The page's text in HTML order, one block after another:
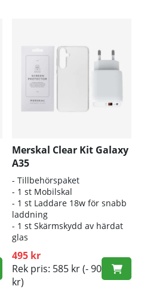
Merskal Clear Kit Galaxy
A35
- Tillbehörspaket
- 1 st Mobilskal
- 1 st Laddare 18w för snabb
laddning
- 1 st Skärmskydd av härdat
glas
495 kr
Rek pris: 585 kr(- 90
kr)